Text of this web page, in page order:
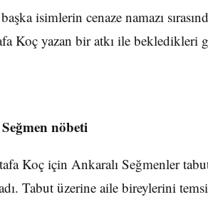
isimlerin cenaze namazı
Koç yazan bir atkı ile bekledikleri
nöbeti
Koç için Ankaralı Seğmenler
Tabut üzerine aile bireylerini